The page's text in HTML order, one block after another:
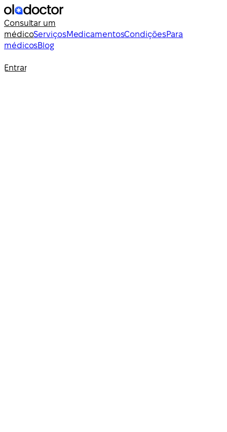
Consultar um
médicoServiçosMedicamentosCondiçõesPara
médicosBlog
Entrar